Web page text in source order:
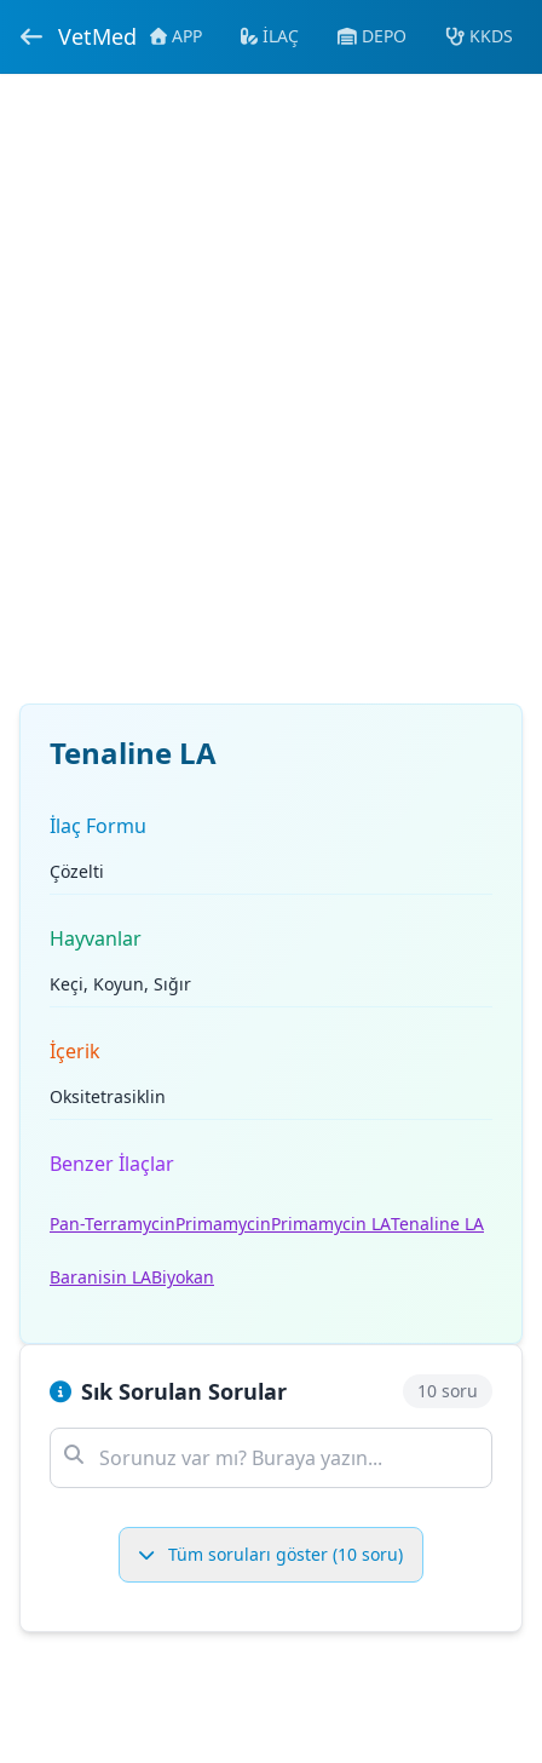
VetMed APP İLAÇ DEPO KKDS
Tenaline LA
İlaç Formu
Çözelti
Hayvanlar
Keçi, Koyun, Sığır
İçerik
Oksitetrasiklin
Benzer İlaçlar
Pan-TerramycinPrimamycinPrimamycin LATenaline LA
Baranisin LABiyokan
Sık Sorulan Sorular 10 soru
Tüm soruları göster (10 soru)